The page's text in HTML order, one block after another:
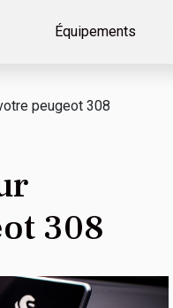
Équipements
peugeot 308
308